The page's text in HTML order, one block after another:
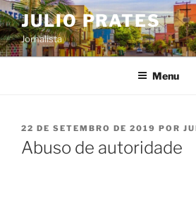
Pular
para
o
conteúdo
JULIO PRATES
Jornalista
Menu
PUBLICADO
EM
22 DE SETEMBRO DE 2019 POR
Abuso de autoridade